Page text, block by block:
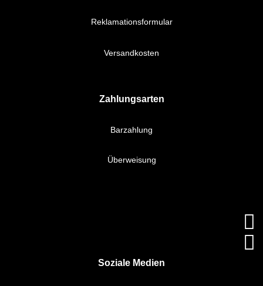
Reklamationsformular
Versandkosten
Zahlungsarten
Barzahlung
Überweisung
Soziale Medien

